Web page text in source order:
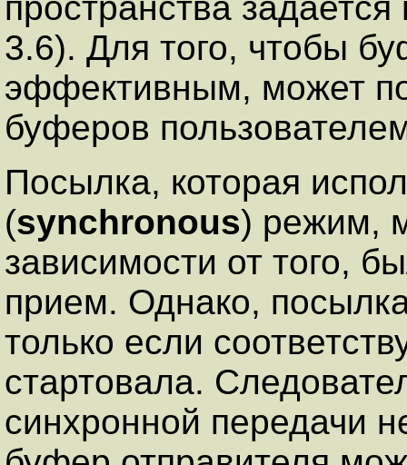
3.6). Для того, чтобы
эффективным, может
буферов
Посылка, которая
(synchronous) режим,
зависимости от того,
прием. Однако,
только если
стартовала.
синхронной передачи